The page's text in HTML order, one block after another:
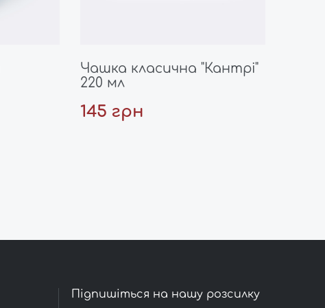
Чашка класична "Кантрі"
220 мл
145 грн
Підпишіться на нашу розсилку